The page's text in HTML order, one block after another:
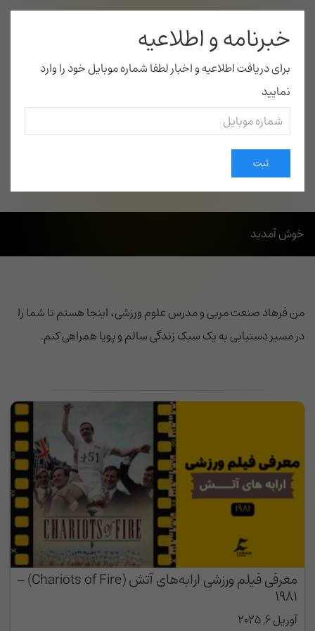
صفحه اول موضوعات
درباره من
خوش آمدید
من فرهاد صنعت مربی و مدرس علوم ورزشی، اینجا هستم تا شما را
در مسیر دستیابی به یک سبک زندگی سالم و پویا همراهی کنم.
معرفی فیلم ورزشی ارابه‌های آتش (Chariots of Fire) –
۱۹۸۱
آوریل 6, 2025
خبرنامه و اطلاعیه
برای دریافت اطلاعیه و اخبار لطفا شماره موبایل خود را وارد
نمایید
ثبت